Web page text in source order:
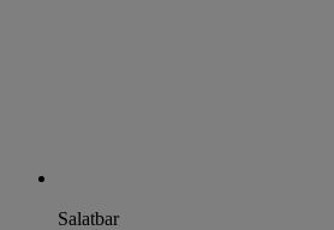
Salatbar